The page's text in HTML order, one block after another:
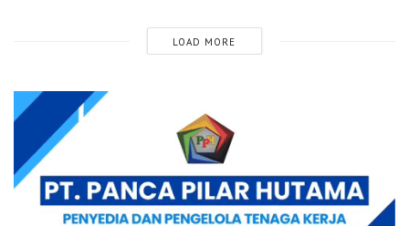
LOAD MORE